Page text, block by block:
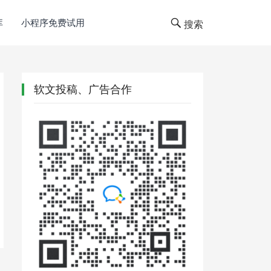
小程序免费试用 搜索
软文投稿、广告合作